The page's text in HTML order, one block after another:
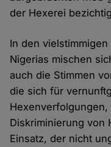
der Hexerei
In den
Nigerias mischen
auch die Stimmen
die sich für
Diskriminierung von
Einsatz, der nicht